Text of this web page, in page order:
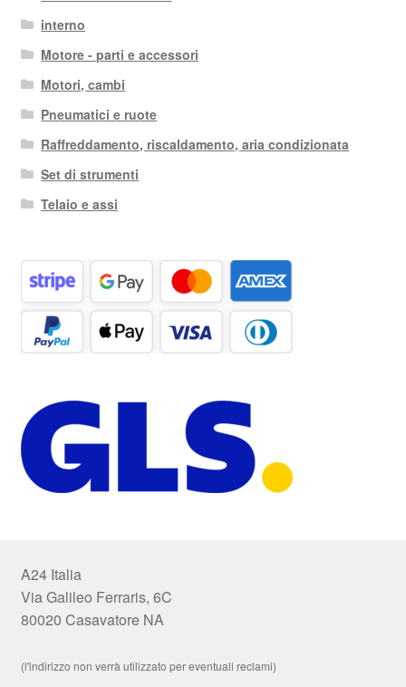
interno
Motore - parti e accessori
Motori, cambi
Pneumatici e ruote
Raffreddamento, riscaldamento, aria condizionata
Set di strumenti
Telaio e assi
A24 Italia
Via Galileo Ferraris, 6C
80020 Casavatore NA
(l'indirizzo non verrà utilizzato per eventuali reclami)